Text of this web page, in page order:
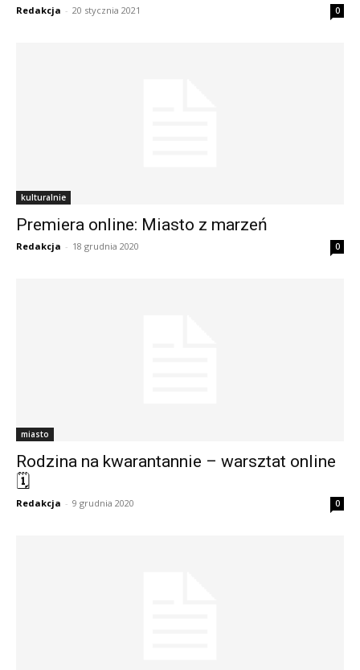
Redakcja - 20 stycznia 2021 0
kulturalnie
Premiera online: Miasto z marzeń
Redakcja - 18 grudnia 2020 0
miasto
Rodzina na kwarantannie – warsztat online
🗓
Redakcja - 9 grudnia 2020 0